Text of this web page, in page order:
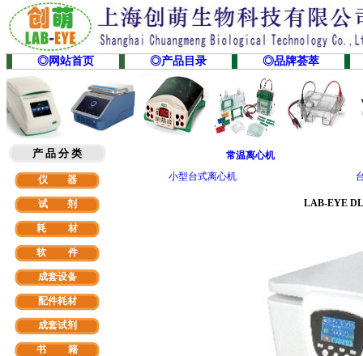
◎网站首页 ◎产品目录 ◎品牌荟萃
产 品 分 类
仪 器
试 剂
耗 材
软 件
成套设备
配件耗材
成套试剂
书 籍
常温离心机
小型台式离心机
LAB-EYE